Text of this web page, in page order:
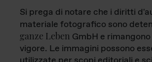
Si prega di notare che i diritti
materiale fotografico sono
ganze Leben GmbH e
vigore. Le immagini possono